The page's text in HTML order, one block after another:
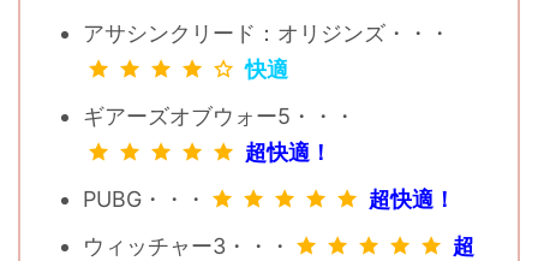
アサシンクリード：オリジンズ・・・
快適
ギアーズオブウォー5・・・
超快適！
PUBG・・・
超快適！
ウィッチャー3・・・
超